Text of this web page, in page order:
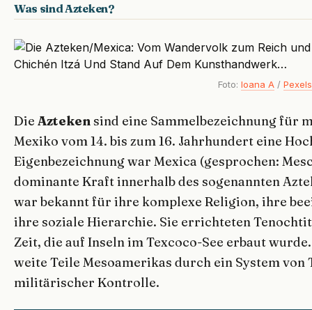
Was sind Azteken?
Foto: Ioana A/ Pexels
Die Aztekensind eine Sammelbezeichnung für
Mexiko vom 14. bis zum 16. Jahrhundert eine
Eigenbezeichnung war Mexica (gesprochen:
dominante Kraft innerhalb des sogenannten
war bekannt für ihre komplexe Religion, ihre
ihre soziale Hierarchie. Sie errichteten
Zeit, die auf Inseln im Texcoco-See erbaut
weite Teile Mesoamerikas durch ein System
militärischer Kontrolle.